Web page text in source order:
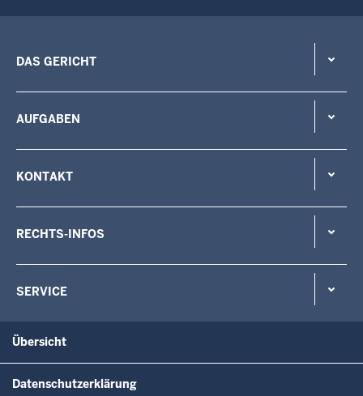
DAS GERICHT
AUFGABEN
KONTAKT
RECHTS-INFOS
SERVICE
Übersicht
Datenschutzerklärung